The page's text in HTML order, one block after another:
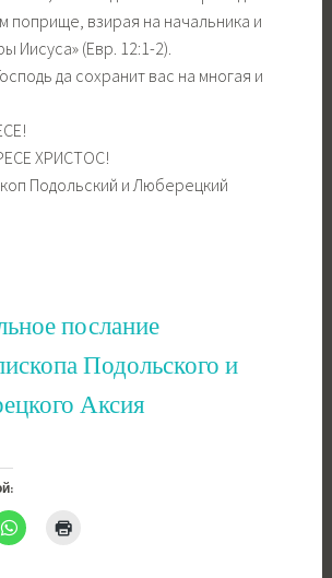
взирая на начальника и
Иисуса» (Евр. 12:1-2).
да сохранит вас на многая и
ХРИСТОС!
Подольский и Люберецкий
послание
Подольского и
Аксия